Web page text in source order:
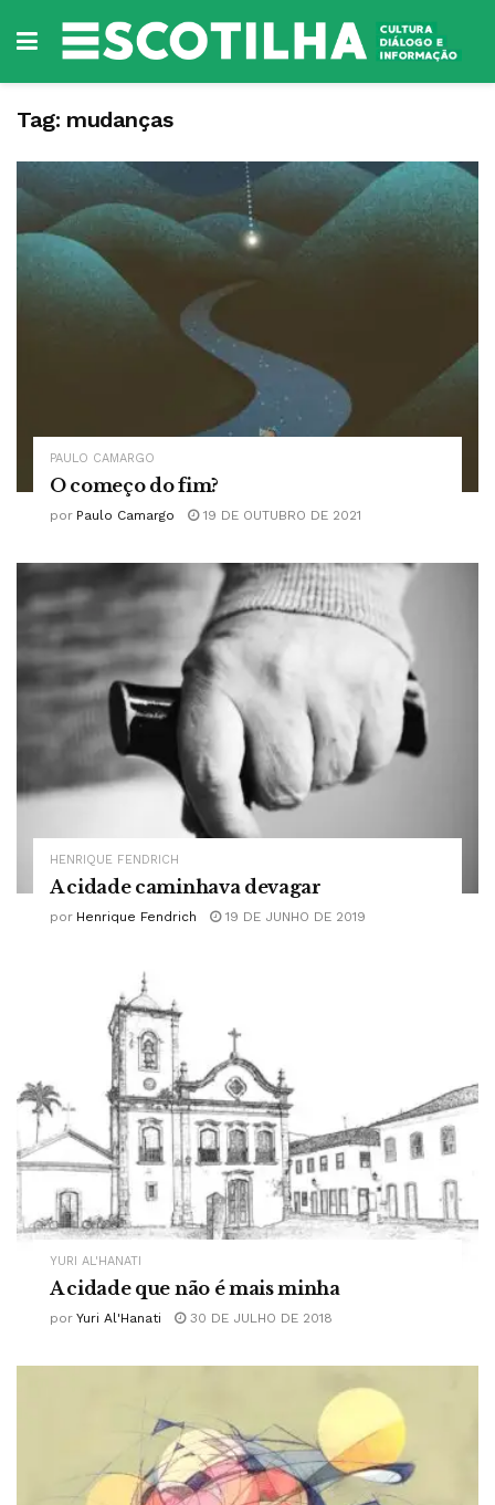
Tag: mudanças
PAULO CAMARGO
O começo do fim?
por Paulo Camargo 19 DE OUTUBRO DE 2021
HENRIQUE FENDRICH
A cidade caminhava devagar
por Henrique Fendrich 19 DE JUNHO DE 2019
YURI AL'HANATI
A cidade que não é mais minha
por Yuri Al'Hanati 30 DE JULHO DE 2018